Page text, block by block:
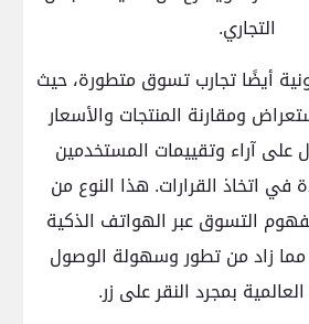
التجاري.
أيضًا تجارب تسوق متطورة، حيث
ومقارنة المنتجات والأسعار
آراء وتقييمات المستخدمين
في اتخاذ القرارات. هذا النوع من
التسوق عبر الهواتف الذكية
مما زاد من تطور وسهولة الوصول
بمجرد النقر على زر.